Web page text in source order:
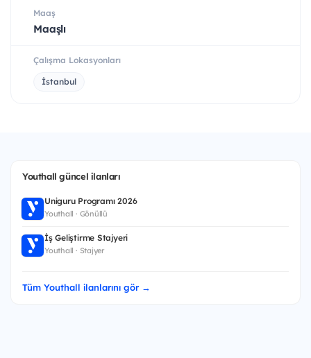
Maaş
Maaşlı
Çalışma Lokasyonları
İstanbul
Youthall güncel ilanları
Uniguru Programı 2026
Youthall · Gönüllü
İş Geliştirme Stajyeri
Youthall · Stajyer
Tüm Youthall ilanlarını gör →